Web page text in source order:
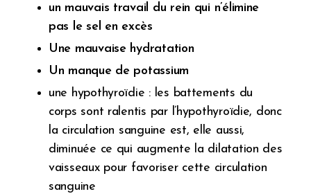
un mauvais travail du rein qui n’élimine
pas le sel en excès
Une mauvaise hydratation
Un manque de potassium
une hypothyroïdie : les battements du
corps sont ralentis par l’hypothyroïdie, donc
la circulation sanguine est, elle aussi,
diminuée ce qui augmente la dilatation des
vaisseaux pour favoriser cette circulation
sanguine